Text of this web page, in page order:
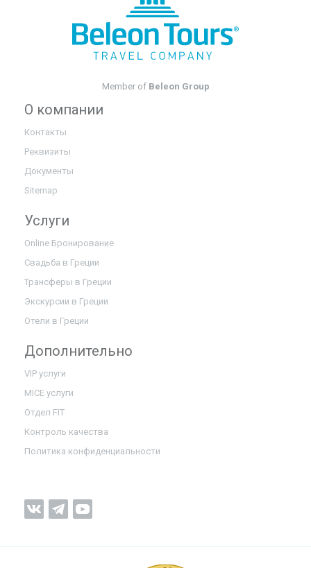
Member of Beleon Group
О компании
Контакты
Реквизиты
Документы
Sitemap
Услуги
Online Бронирование
Свадьба в Греции
Трансферы в Греции
Экскурсии в Греции
Отели в Греции
Дополнительно
VIP услуги
MICE услуги
Отдел FIT
Контроль качества
Политика конфиденциальности